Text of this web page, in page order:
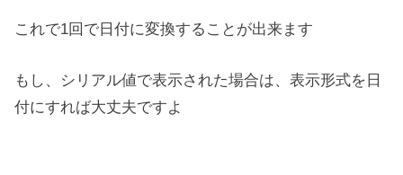
これで1回で日付に変換することが出来ます
もし、シリアル値で表示された場合は、表示形式を日
付にすれば大丈夫ですよ